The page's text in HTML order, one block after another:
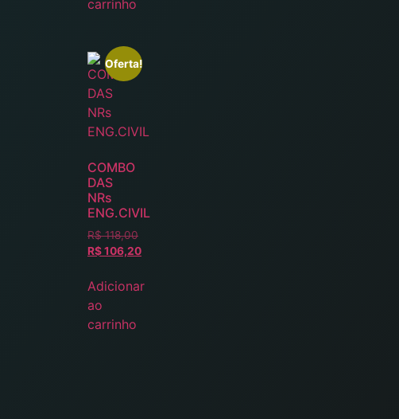
carrinho
Oferta!
COMBO
DAS
NRs
ENG.CIVIL
R$118,00
R$106,20
Adicionar
ao
carrinho